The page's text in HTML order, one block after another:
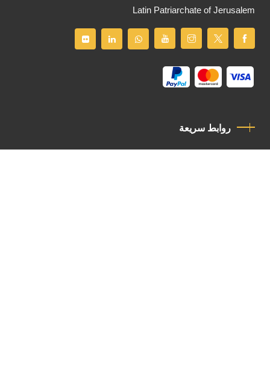
Latin Patriarchate of Jerusalem
روابط سريعة